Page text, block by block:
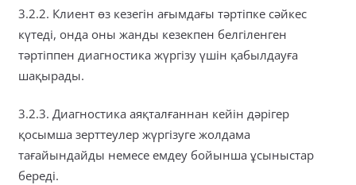
3.2.2. Клиент өз кезегін ағымдағы тәртіпке сәйкес
күтеді, онда оны жанды кезекпен белгіленген
тәртіппен диагностика жүргізу үшін қабылдауға
шақырады.
3.2.3. Диагностика аяқталғаннан кейін дәрігер
қосымша зерттеулер жүргізуге жолдама
тағайындайды немесе емдеу бойынша ұсыныстар
береді.